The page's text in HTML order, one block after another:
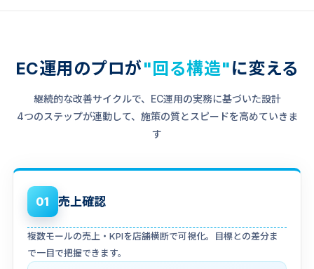
EC運用のプロが"回る構造"に変える
継続的な改善サイクルで、EC運用の実務に基づいた設計
4つのステップが連動して、施策の質とスピードを高めていきま
す
01 売上確認
複数モールの売上・KPIを店舗横断で可視化。目標との差分ま
で一目で把握できます。